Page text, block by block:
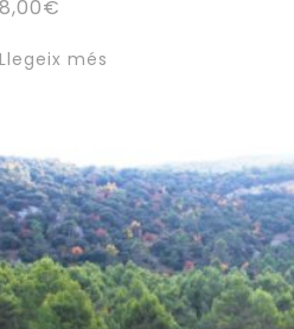
8,00€
Llegeix més